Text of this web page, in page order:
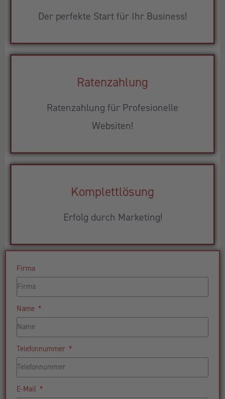
Der perfekte Start für Ihr Business!
Ratenzahlung
Ratenzahlung für Profesionelle
Websiten!
Komplettlösung
Erfolg durch Marketing!
Firma
Name
Telefonnummer
E-Mail